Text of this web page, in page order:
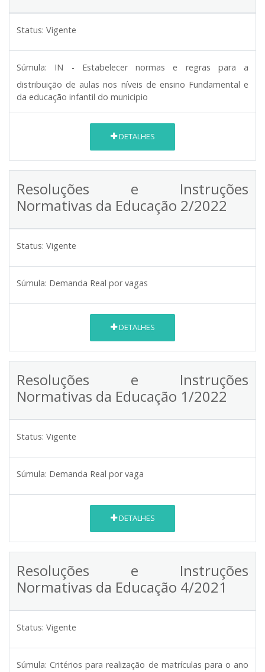
Status: Vigente
Súmula:
IN - Estabelecer normas e regras para a
distribuição de aulas nos níveis de ensino Fundamental e
da educação infantil do municipio
DETALHES
Resoluções e Instruções
Normativas da Educação 2/2022
Status: Vigente
Súmula: Demanda Real por vagas
DETALHES
Resoluções e Instruções
Normativas da Educação 1/2022
Status: Vigente
Súmula: Demanda Real por vaga
DETALHES
Resoluções e Instruções
Normativas da Educação 4/2021
Status: Vigente
Súmula: Critérios para realização de matrículas para o ano